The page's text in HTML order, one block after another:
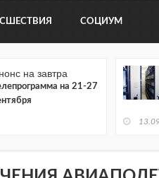
СОЦИУМ
на завтра
на 21-27